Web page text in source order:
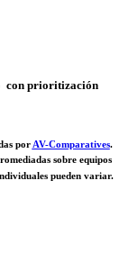
con prioritización
por AV-Comparatives.
sobre equipos
pueden variar.